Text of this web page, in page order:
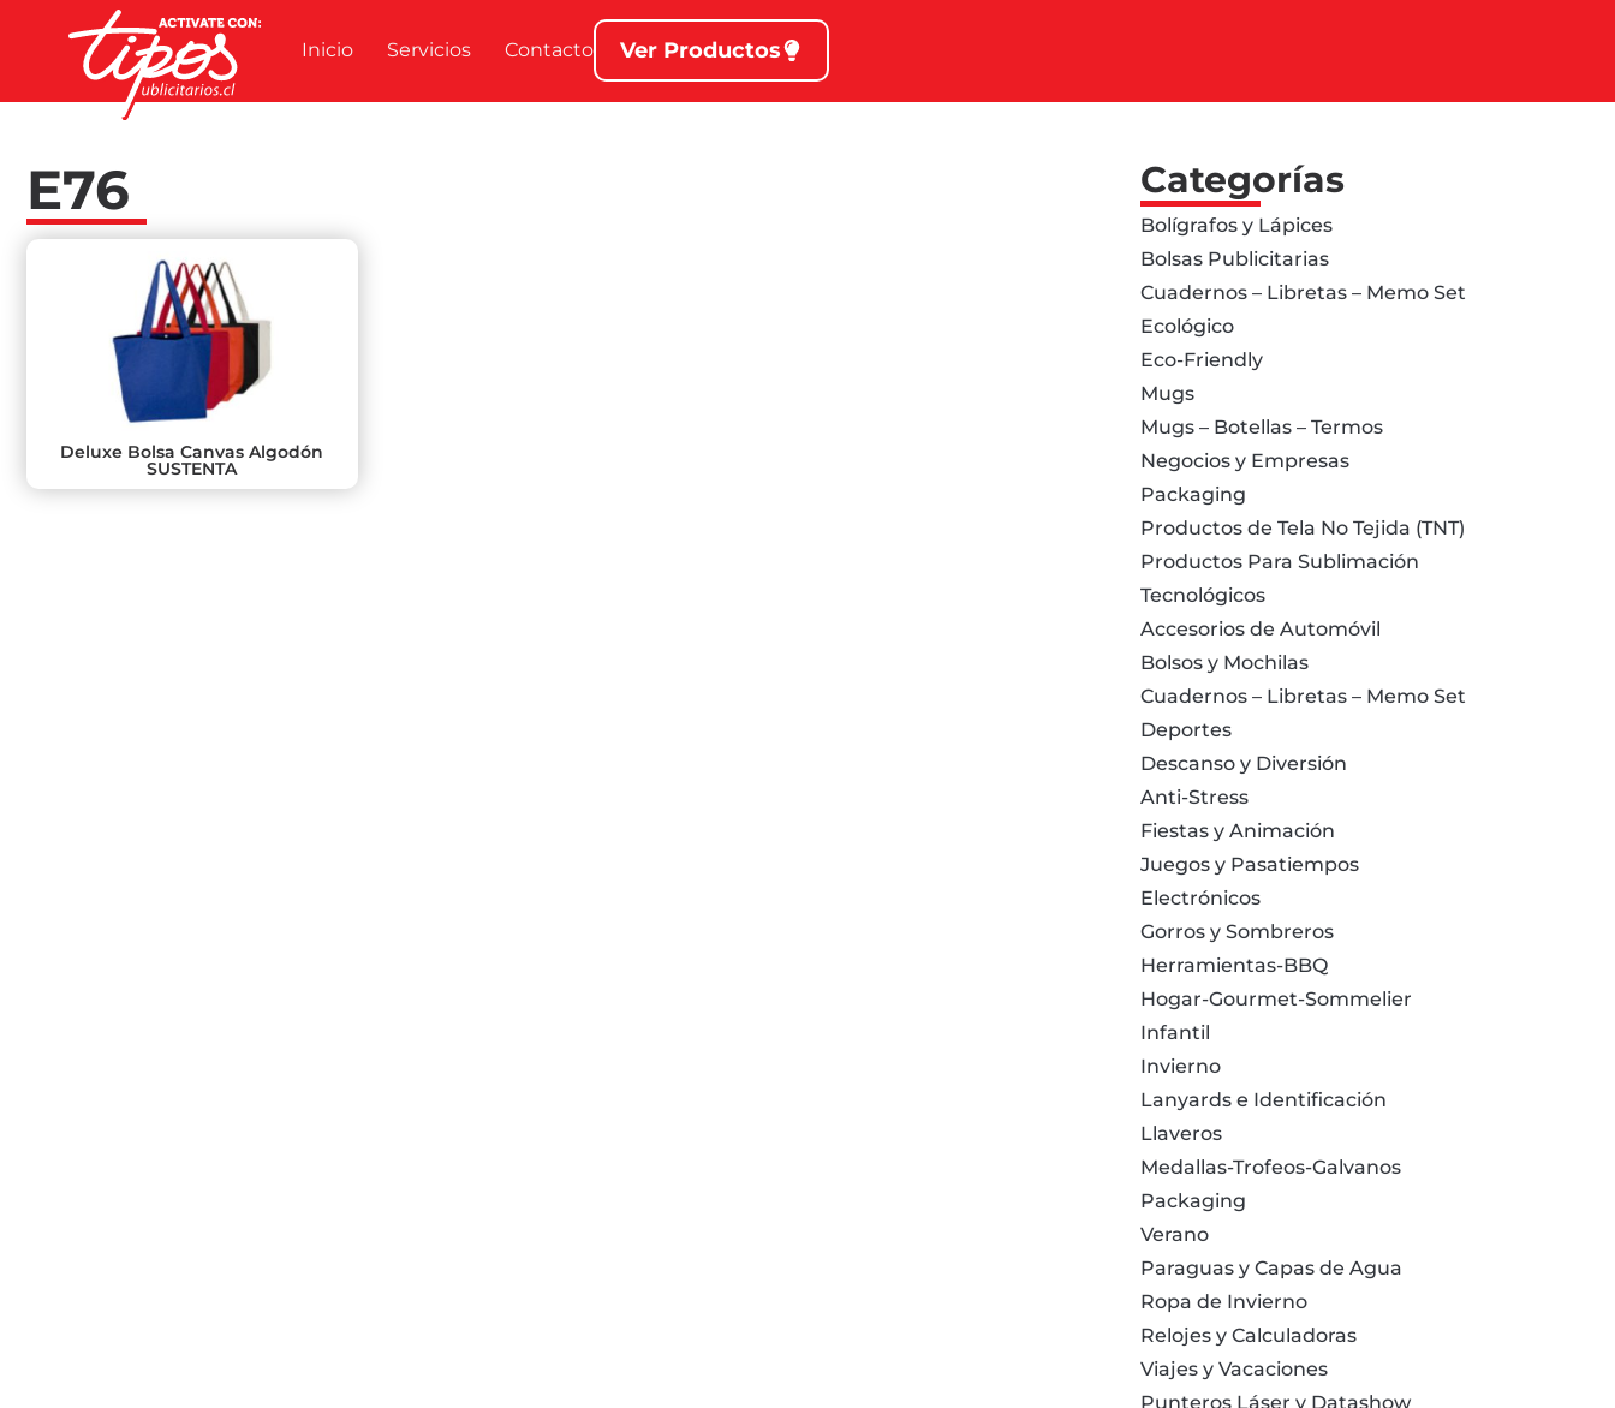
Inicio Servicios Contacto Ver Productos
E76
Deluxe Bolsa Canvas Algodón
SUSTENTA
Categorías
Bolígrafos y Lápices
Bolsas Publicitarias
Cuadernos – Libretas – Memo Set
Ecológico
Eco-Friendly
Mugs
Mugs – Botellas – Termos
Negocios y Empresas
Packaging
Productos de Tela No Tejida (TNT)
Productos Para Sublimación
Tecnológicos
Accesorios de Automóvil
Bolsos y Mochilas
Cuadernos – Libretas – Memo Set
Deportes
Descanso y Diversión
Anti-Stress
Fiestas y Animación
Juegos y Pasatiempos
Electrónicos
Gorros y Sombreros
Herramientas-BBQ
Hogar-Gourmet-Sommelier
Infantil
Invierno
Lanyards e Identificación
Llaveros
Medallas-Trofeos-Galvanos
Packaging
Verano
Paraguas y Capas de Agua
Ropa de Invierno
Relojes y Calculadoras
Viajes y Vacaciones
Punteros Láser y Datashow